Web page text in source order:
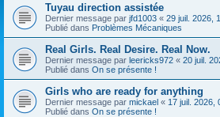
Tuyau direction assistée
Dernier message par jfd1003 « 29 juil. 2026,
Publié dans Problèmes Mécaniques
Real Girls. Real Desire. Real Now.
Dernier message par leericks972 « 20 juil.
Publié dans On se présente !
Girls who are ready for anything
Dernier message par mickael « 17 juil. 2026,
Publié dans On se présente !